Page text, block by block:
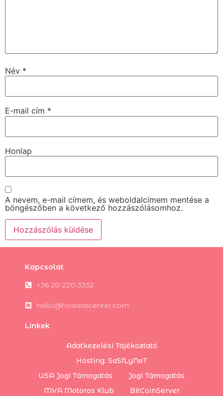
Név *
E-mail cím *
Honlap
A nevem, e-mail címem, és weboldalcímem mentése a
böngészőben a következő hozzászólásomhoz.
Kapcsolat
+36 20-220-3332
hello@hostesscenter.com
Linkek
Adatkezelési Tájékoztató
Hosting: SaSfLyNeT
USA Jogi Támogatás
Jogi Támogatás
MVA Motoros Klub
BitCoinServer